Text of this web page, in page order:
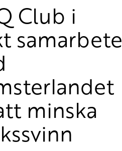
Club i
samarbete
minska